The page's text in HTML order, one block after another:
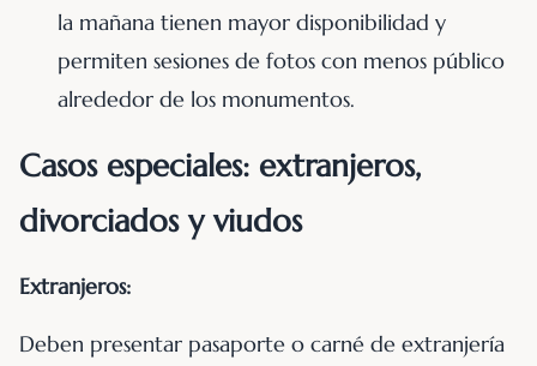
la mañana tienen mayor disponibilidad y
permiten sesiones de fotos con menos público
alrededor de los monumentos.
Casos especiales: extranjeros,
divorciados y viudos
Extranjeros:
Deben presentar pasaporte o carné de extranjería